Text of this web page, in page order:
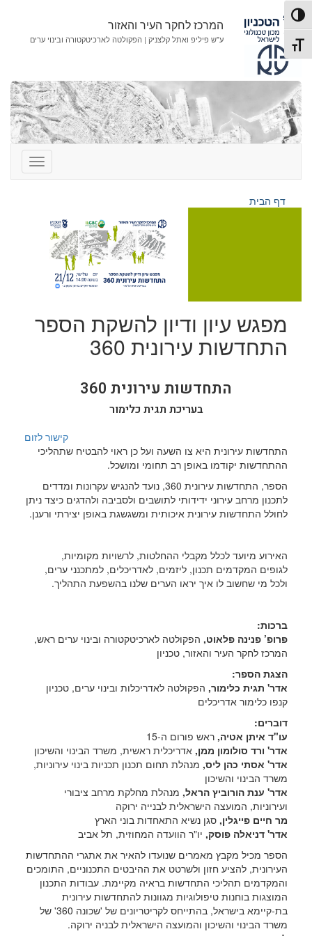
דלג
לתוכן
דלג
לניווט
הפעל/כבה ניגודיות גבוהה
מתג גודל גופן
המרכז לחקר העיר והאזור
ע"ש פיליפ ואתל קלצניק | הפקולטה לארכיטקטורה ובינוי ערים
דף הבית
מפגש עיון ודיון להשקת הספר
התחדשות עירונית 360
התחדשות עירונית 360
בעריכת תגית כלימור
קישור לזום
התחדשות עירונית היא צו השעה ועל כן ראוי להבטיח שתהליכי
ההתחדשות יקודמו באופן רב תחומי ומושכל.
הספר, התחדשות עירונית 360, נועד להנגיש עקרונות ומדדים
לתכנון מרחב עירוני ידידותי לתושבים ולסביבה ולהדגים כיצד ניתן
לחולל התחדשות עירונית איכותית ומשגשגת באופן יצירתי ורענן.
האירוע מיועד לכלל מקבלי ההחלטות, לרשויות מקומיות,
לגופים המקדמים תכנון, ליזמים, לאדריכלים, למתכנני ערים,
ולכל מי שחשוב לו איך יראו הערים שלנו בהשפעת התהליך.
:ברכות
,
פרופ’ פנינה פלאוט, הפקולטה לארכיטקטורה ובינוי ערים ראש
המרכז לחקר העיר והאזור, טכניון
:הצגת הספר
אדר' תגית כלימור, הפקולטה לאדריכלות ובינוי ערים, טכניון
קנפו כלימור אדריכלים
:דוברים
עו"ד איתן אטיה, ראש פורום ה-15
אדר' ורד סולומון ממן, אדריכלית ראשית, משרד הבינוי והשיכון
אדר' אסתי כהן ליס, מנהלת תחום תכנון תכניות בינוי עירוניות,
משרד הבינוי והשיכון
אדר' ענת הורוביץ הראל, מנהלת מחלקת מרחב ציבורי
ועירוניות, המועצה הישראלית לבנייה ירוקה
מר חיים פייגלין, סגן נשיא התאחדות בוני הארץ
אדר' דניאלה פוסק, יו"ר הוועדה המחוזית, תל אביב
הספר מכיל מקבץ מאמרים שנועדו להאיר את אתגרי ההתחדשות
העירונית, להציע חזון ולשרטט את ההיבטים התכנוניים, התומכים
והמקדמים תהליכי התחדשות בראיה מקיימת. עבודות התכנון
המוצגות בוחנות טיפולוגיות מגוונות להתחדשות עירונית
בת-קיימא בישראל, בהתייחס לקריטריונים של 'שכונה 360' של
משרד הבינוי והשיכון והמועצה הישראלית לבניה ירוקה.